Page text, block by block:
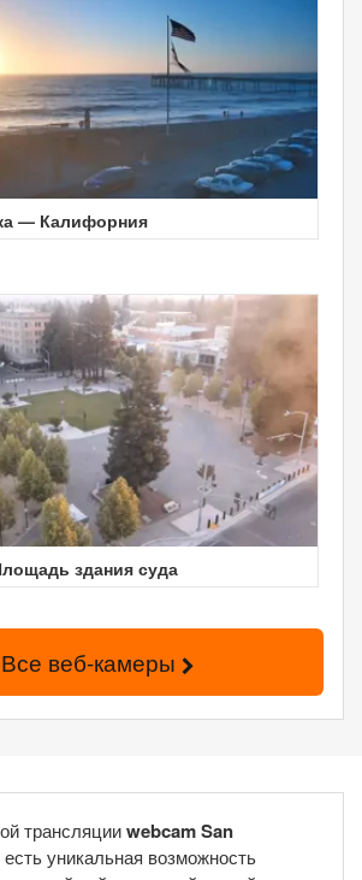
— Калифорния
здания суда
Все веб-камеры
трансляцииwebcam San
уникальная возможность